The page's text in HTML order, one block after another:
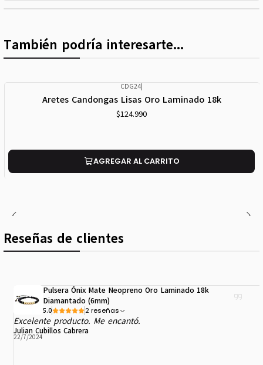
También podría interesarte...
CDG24
Aretes Candongas Lisas Oro Laminado 18k
$124.990
AGREGAR AL CARRITO
Reseñas de clientes
Pulsera Ónix Mate Neopreno Oro Laminado 18k
Diamantado (6mm)
5.0 2 reseñas
Excelente producto. Me encantó.
Julian Cubillos Cabrera
22/7/2024